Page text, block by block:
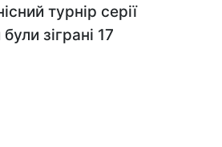
турнір серії
зіграні 17